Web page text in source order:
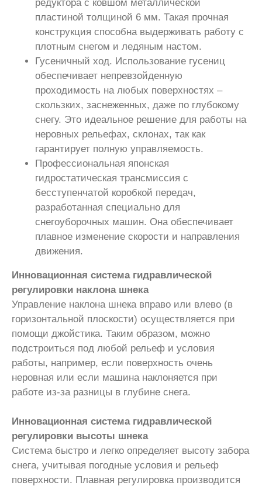
редуктора с ковшом металлической
пластиной толщиной 6 мм. Такая прочная
конструкция способна выдерживать работу с
плотным снегом и ледяным настом.
Гусеничный ход. Использование гусениц
обеспечивает непревзойденную
проходимость на любых поверхностях –
скользких, заснеженных, даже по глубокому
снегу. Это идеальное решение для работы на
неровных рельефах, склонах, так как
гарантирует полную управляемость.
Профессиональная японская
гидростатическая трансмиссия с
бесступенчатой коробкой передач,
разработанная специально для
снегоуборочных машин. Она обеспечивает
плавное изменение скорости и направления
движения.
Инновационная система гидравлической
регулировки наклона шнека
Управление наклона шнека вправо или влево (в
горизонтальной плоскости) осуществляется при
помощи джойстика. Таким образом, можно
подстроиться под любой рельеф и условия
работы, например, если поверхность очень
неровная или если машина наклоняется при
работе из-за разницы в глубине снега.
Инновационная система гидравлической
регулировки высоты шнека
Система быстро и легко определяет высоту забора
снега, учитывая погодные условия и рельеф
поверхности. Плавная регулировка производится